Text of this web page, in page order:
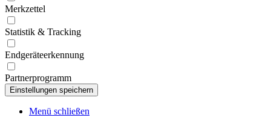
Merkzettel
Statistik & Tracking
Endgeräteerkennung
Partnerprogramm
Menü schließen